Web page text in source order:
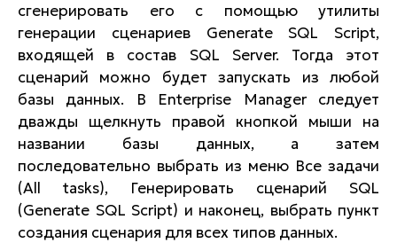
сгенерировать его с помощью утилиты
генерации сценариев Generate SQL Script,
входящей в состав SQL Server. Тогда этот
сценарий можно будет запускать из любой
базы данных. В Enterprise Manager следует
дважды щелкнуть правой кнопкой мыши на
названии базы данных, а затем
последовательно выбрать из меню Все задачи
(All tasks), Генерировать сценарий SQL
(Generate SQL Script) и наконец, выбрать пункт
создания сценария для всех типов данных.